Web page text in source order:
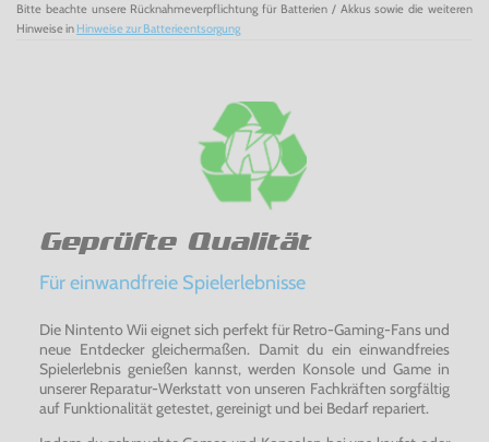
Bitte beachte unsere Rücknahmeverpflichtung für Batterien / Akkus sowie die weiteren
Hinweise in Hinweise zur Batterieentsorgung
Geprüfte Qualität
Für einwandfreie Spielerlebnisse
Die Nintento Wii eignet sich perfekt für Retro-Gaming-Fans und
neue Entdecker gleichermaßen. Damit du ein einwandfreies
Spielerlebnis genießen kannst, werden Konsole und Game in
unserer Reparatur-Werkstatt von unseren Fachkräften sorgfältig
auf Funktionalität getestet, gereinigt und bei Bedarf repariert.